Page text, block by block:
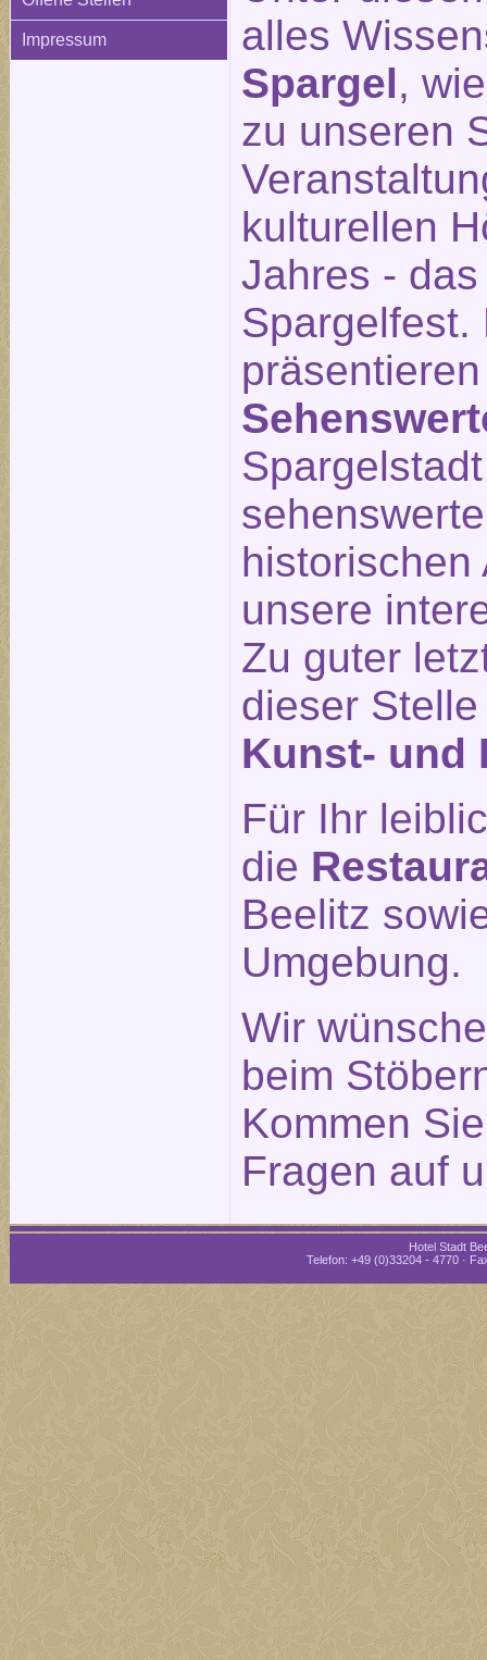
Impressum
alles
Spargel,
zu unseren
kulturellen
Jahres -
Spargelfest.
historischen
unsere
Zu guter
dieser
Kunst- und
Für Ihr
die
Beelitz
Umgebung.
Wir
beim
Kommen
Fragen auf
Hotel Stadt
Telefon: +49 (0)33204 - 4770 ·